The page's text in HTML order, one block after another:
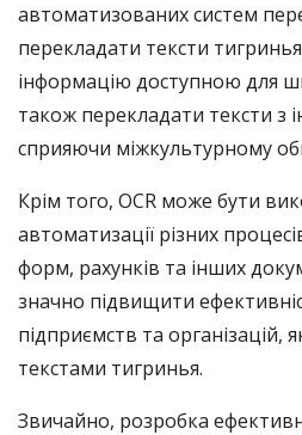
автоматизованих систем
перекладати тексти
інформацію доступною для
також перекладати тексти з
сприяючи міжкультурному
Крім того, OCR може бути
автоматизації різних
форм, рахунків та інших
значно підвищити
підприємств та організацій,
текстами тигринья.
Звичайно, розробка